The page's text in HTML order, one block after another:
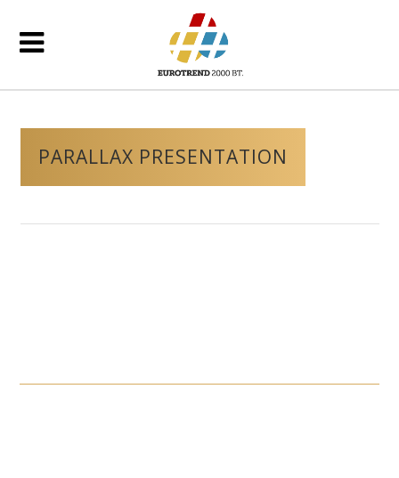
PARALLAX PRESENTATION